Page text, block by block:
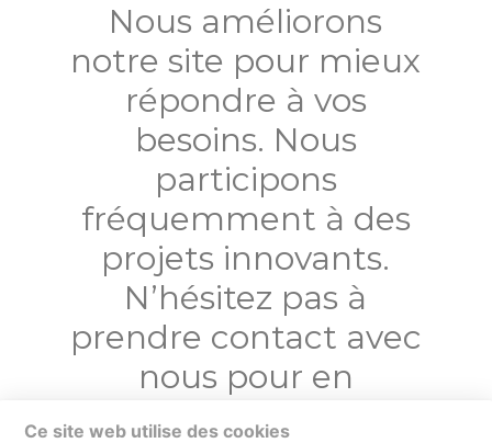
Nous améliorons
notre site pour mieux
répondre à vos
besoins. Nous
participons
fréquemment à des
projets innovants.
N’hésitez pas à
prendre contact avec
nous pour en
discuter !
Ce site web utilise des cookies